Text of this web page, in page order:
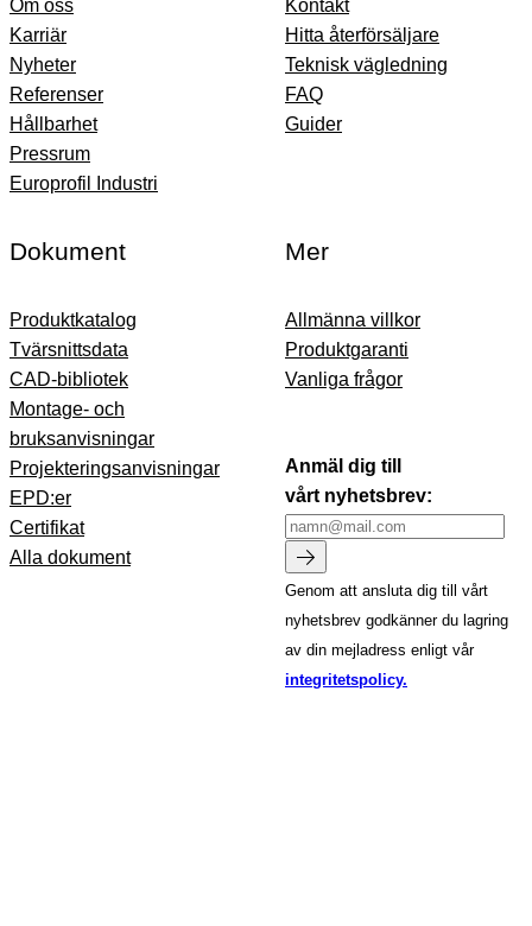
Om oss
Karriär
Nyheter
Referenser
Hållbarhet
Pressrum
Europrofil Industri
Kontakt
Hitta återförsäljare
Teknisk vägledning
FAQ
Guider
Dokument
Produktkatalog
Tvärsnittsdata
CAD-bibliotek
Montage- och
bruksanvisningar
Projekteringsanvisningar
EPD:er
Certifikat
Alla dokument
Mer
Allmänna villkor
Produktgaranti
Vanliga frågor
Anmäl dig till
vårt nyhetsbrev:
Genom att ansluta dig till vårt
nyhetsbrev godkänner du lagring
av din mejladress enligt vår
integritetspolicy.